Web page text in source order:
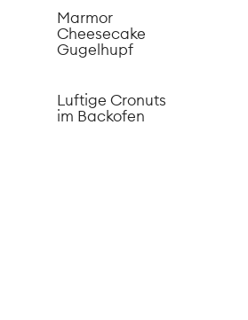
Marmor
Cheesecake
Gugelhupf
Luftige Cronuts
im Backofen